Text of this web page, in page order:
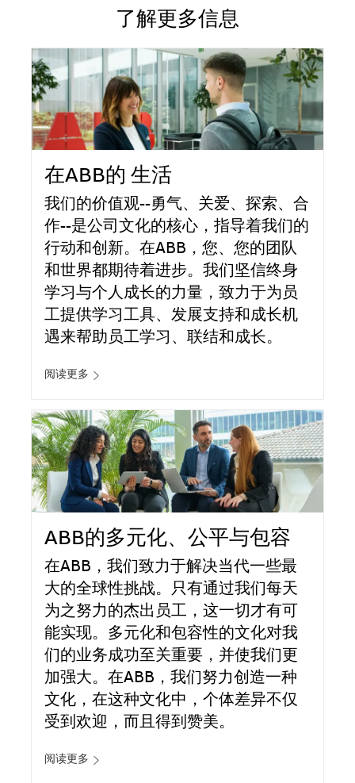
了解更多信息
在ABB的 生活
我们的价值观--勇气、关爱、探索、合
作--是公司文化的核心，指导着我们的
行动和创新。在ABB，您、您的团队
和世界都期待着进步。我们坚信终身
学习与个人成长的力量，致力于为员
工提供学习工具、发展支持和成长机
遇来帮助员工学习、联结和成长。
阅读更多
ABB的多元化、公平与包容
在ABB，我们致力于解决当代一些最
大的全球性挑战。只有通过我们每天
为之努力的杰出员工，这一切才有可
能实现。多元化和包容性的文化对我
们的业务成功至关重要，并使我们更
加强大。在ABB，我们努力创造一种
文化，在这种文化中，个体差异不仅
受到欢迎，而且得到赞美。
阅读更多